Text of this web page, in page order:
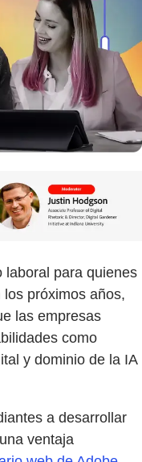
laboral para quienes
próximos años,
las empresas
como
y dominio de la IA
a desarrollar
ventaja